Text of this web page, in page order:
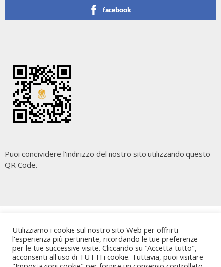
facebook
Puoi condividere l'indirizzo del nostro sito utilizzando questo
QR Code.
Writers Blogily Theme
Utilizziamo i cookie sul nostro sito Web per offrirti
l'esperienza più pertinente, ricordando le tue preferenze
per le tue successive visite. Cliccando su "Accetta tutto",
acconsenti all'uso di TUTTI i cookie. Tuttavia, puoi visitare